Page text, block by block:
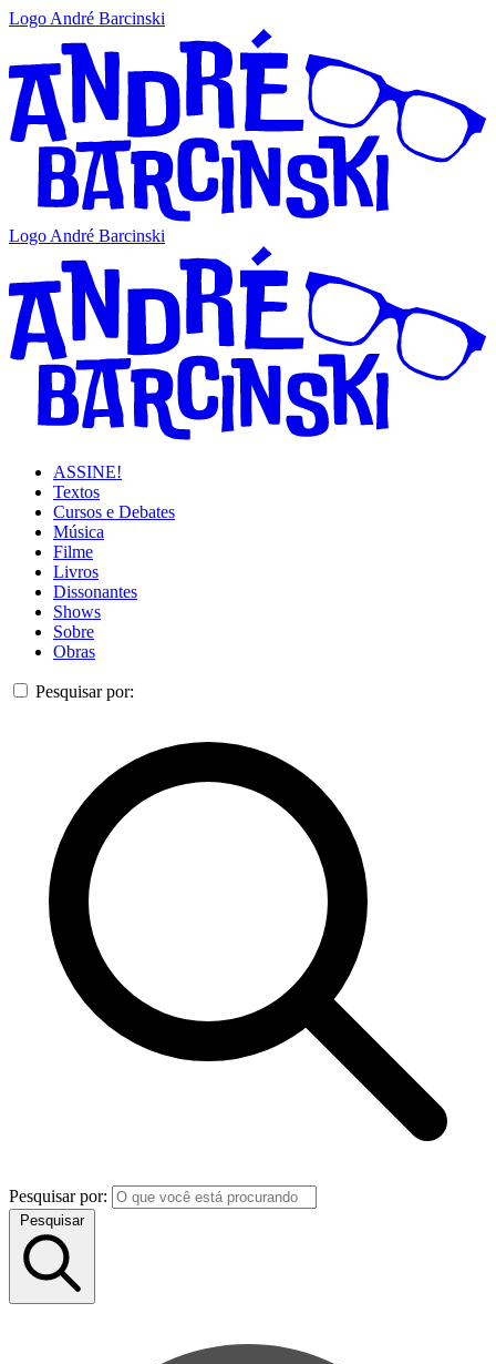
Logo André Barcinski
Logo André Barcinski
ASSINE!
Textos
Cursos e Debates
Música
Filme
Livros
Dissonantes
Shows
Sobre
Obras
Pesquisar por:
Pesquisar por:
Pesquisar